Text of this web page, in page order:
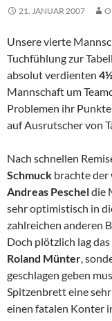
21. JANUAR 2007
Unsere vierte
Tuchfühlung zur
absolut verdienten
Mannschaft um
Problemen ihr
auf Ausrutscher von
Nach schnellen
Schmuck brachte der
Andreas Pescheldie
sehr optimistisch in
zahlreichen anderen
Doch plötzlich lag
Roland Münter,
geschlagen geben
Spitzenbrett eine
einen fatalen Konter